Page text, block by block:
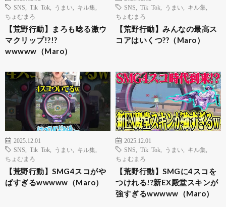
SNS
Tik Tok うまい キル集
ちょむまろ
【荒野行動】まろも唸る激ウ
マクリップ!?!?
wwwww（Maro）
SNS
Tik Tok うまい キル集
ちょむまろ
【荒野行動】みんなの最高ス
コアはいくつ??（Maro）
2025.12.01
SNS
Tik Tok うまい キル集
ちょむまろ
【荒野行動】SMG4スコがや
ばすぎるwwwww（Maro）
2025.12.01
SNS
Tik Tok うまい キル集
ちょむまろ
【荒野行動】SMGに4スコを
つけれる!?新EX殿堂スキンが
強すぎるwwwww（Maro）